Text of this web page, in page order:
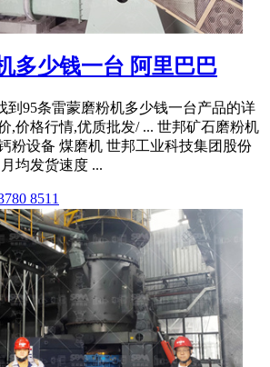
多少钱一台 阿里巴巴
到95条雷蒙磨粉机多少钱一台产品的详
,价格行情,优质批发/ ... 世邦矿石磨粉机
粉设备 煤磨机 世邦工业科技集团股份
均发货速度 ...
8511